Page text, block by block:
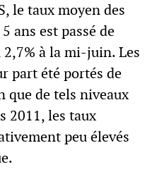
le taux moyen des
ans est passé de
à la mi-juin. Les
part été portés de
que de tels niveaux
2011, les taux
peu élevés